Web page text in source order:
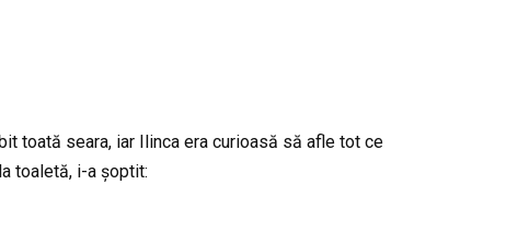
toată seara, iar Ilinca era curioasă să afle tot ce
toaletă, i-a șoptit: